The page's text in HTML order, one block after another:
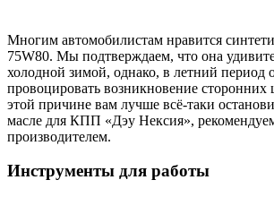
Многим автомобилистам нравится
75W80. Мы подтверждаем, что она
холодной зимой, однако, в летний период
провоцировать возникновение сторонних
этой причине вам лучше всё-таки
масле для КПП «Дэу Нексия»,
производителем.
Инструменты для работы